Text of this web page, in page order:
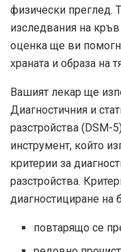
физически преглед.
изследвания на
оценка ще ви
храната и образа на
Вашият лекар ще
Диагностичния и
разстройства (DSM-
инструмент, който
критерии за
разстройства.
диагностициране на
повтарящо се